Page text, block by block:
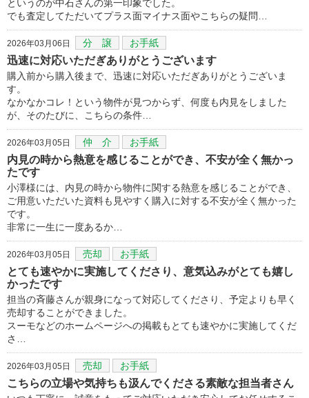
というのが中石さんの第一印象でした。
でも査定してただいてプラス面マイナス面やこちらの疑問…
2026年03月06日 分 譲 お手紙
迅速に対応いただぎありがとうございます
購入前から購入後まで、迅速に対応いただぎありがとうございま
す。
なかなかコレ！という物件が見つからず、何度も内見をしました
が、そのたびに、こちらの条件…
2026年03月05日 仲 介 お手紙
内見の時から熱意を感じることができ、不安が全く無かっ
たです
小澤様には、内見の時から物件に関する熱意を感じることができ、
ご用意いただいた資料も見やすく購入に対する不安が全く無かった
です。
非常に一生に一度あるか…
2026年03月05日 売却 お手紙
とても速やかに実施してくださり、意気込みがとても嬉し
かったです
担当の斉藤さんが親身になって対応してくださり、予定よりも早く
売却することができました。
スーモなどのホームページへの掲載もとても速やかに実施してくだ
さ…
2026年03月05日 売却 お手紙
こちらの立場や気持ちも汲んでくださる素敵な担当者さん